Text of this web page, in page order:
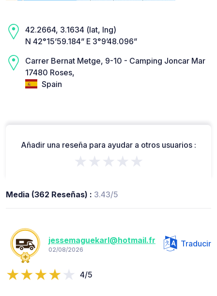
42.2664, 3.1634 (lat, lng)
N 42°15’59.184” E 3°9’48.096”
Carrer Bernat Metge, 9-10 - Camping Joncar Mar
17480 Roses,
Spain
Añadir una reseña para ayudar a otros usuarios :
★★★★★
Media (362 Reseñas) : 3.43/5
jessemaguekarl@hotmail.fr
02/08/2026
Traducir
4/5